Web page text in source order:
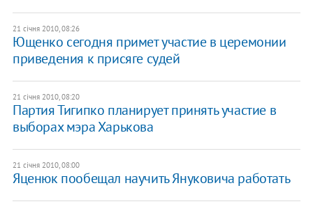
21 січня 2010, 08:26
Ющенко сегодня примет участие в церемонии
приведения к присяге судей
21 січня 2010, 08:20
Партия Тигипко планирует принять участие в
выборах мэра Харькова
21 січня 2010, 08:00
Яценюк пообещал научить Януковича работать